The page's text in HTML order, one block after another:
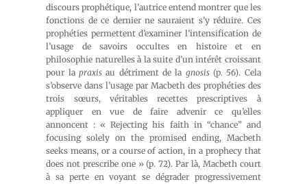
discours prophétique, l’autrice entend montrer que les
fonctions de ce dernier ne sauraient s’y réduire. Ces
prophéties permettent d’examiner l’intensification de
l’usage de savoirs occultes en histoire et en
philosophie naturelles à la suite d’un intérêt croissant
pour la praxisau détriment de la gnosis(p. 56). Cela
s’observe dans l’usage par Macbeth des prophéties des
trois sœurs, véritables recettes prescriptives à
appliquer en vue de faire advenir ce qu’elles
annoncent : « Rejecting his faith in “chance” and
focusing solely on the promised ending, Macbeth
seeks means, or a course of action, in a prophecy that
does not prescribe one » (p. 72). Par là, Macbeth court
à sa perte en voyant se dégrader progressivement